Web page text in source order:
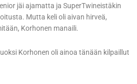
jäi ajamatta ja SuperTwineistäkin
Mutta keli oli aivan hirveä,
Korhonen manaili.
Korhonen oli ainoa tänään kilpaillut